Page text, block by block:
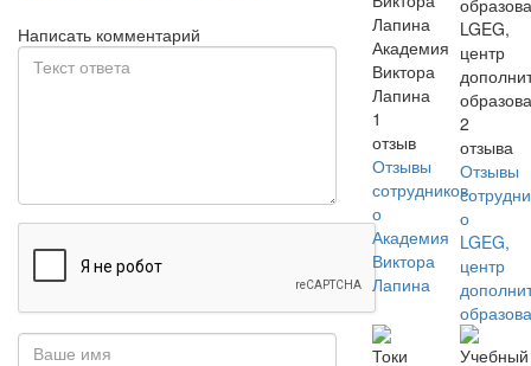
Написать комментарий
Академия
Виктора
Лапина
1
отзыв
Отзывы
сотрудников
о
Академия
Виктора
Лапина
LGEG,
центр
2
отзыва
Отзывы
о
LGEG,
центр